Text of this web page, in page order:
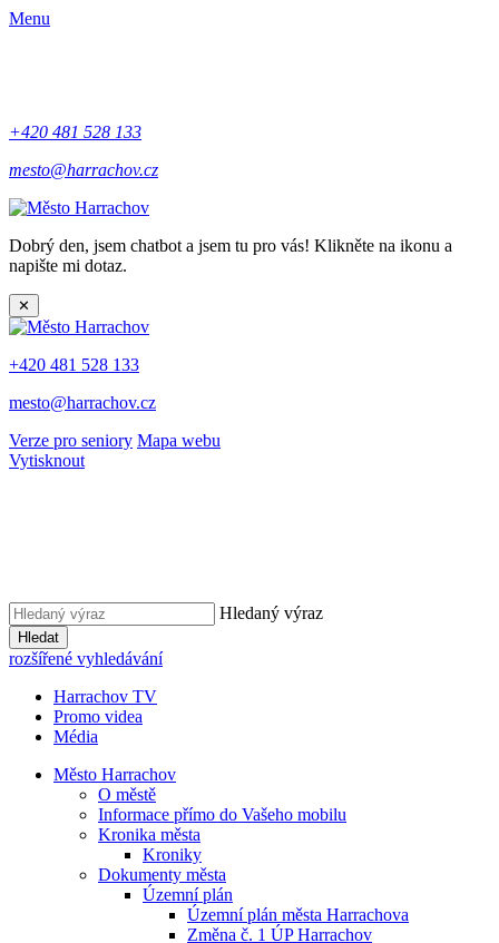
Menu
+420 481 528 133
mesto@harrachov.cz
Dobrý den, jsem chatbot a jsem tu pro vás! Klikněte na ikonu a
napište mi dotaz.
✕
+420 481 528 133
mesto@harrachov.cz
Verze pro seniory Mapa webu
Vytisknout
Hledaný výraz
Hledat
rozšířené vyhledávání
Harrachov TV
Promo videa
Média
Město Harrachov
O městě
Informace přímo do Vašeho mobilu
Kronika města
Kroniky
Dokumenty města
Územní plán
Územní plán města Harrachova
Změna č. 1 ÚP Harrachov